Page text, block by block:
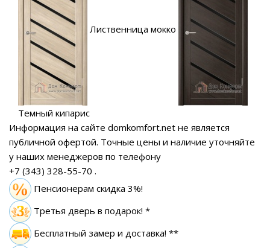
Лиственница мокко
Темный кипарис
Информация на сайте domkomfort.net не является
публичной офертой. Точные цены и наличие уточняйте
у наших менеджеров по телефону
+7 (343) 328-55-70 .
Пенсионерам скидка 3%!
Третья дверь в подарок! *
Бесплатный замер и доставка! **